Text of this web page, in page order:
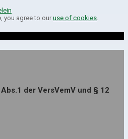
you agree to our use of cookies
der VersVemV und § 12